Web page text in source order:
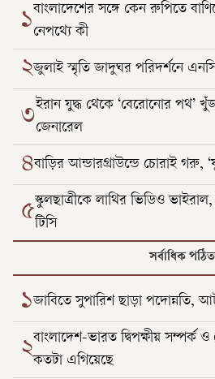
১বাংলাদেশের সঙ্গে কেন রুপিতে
নেপথ্যে কী
২জুলাই স্মৃতি জাদুঘর পরিদর্শনে
৩ইরান যুদ্ধ থেকে ‘বেরোনোর পথ’
জেনারেল
৪বাড়ির আন্ডারগ্রাউন্ডে চোরাই গরু,
৫স্কুলছাত্রীকে লাথির ভিডিও
টিসি
সর্বাধিক পঠিত
১জাবিতে সুপারিশ ছাড়া পদোন্নতি,
২বাংলাদেশ-ভারত দ্বিপক্ষীয় সম্পর্ক
কতটা এগিয়েছে